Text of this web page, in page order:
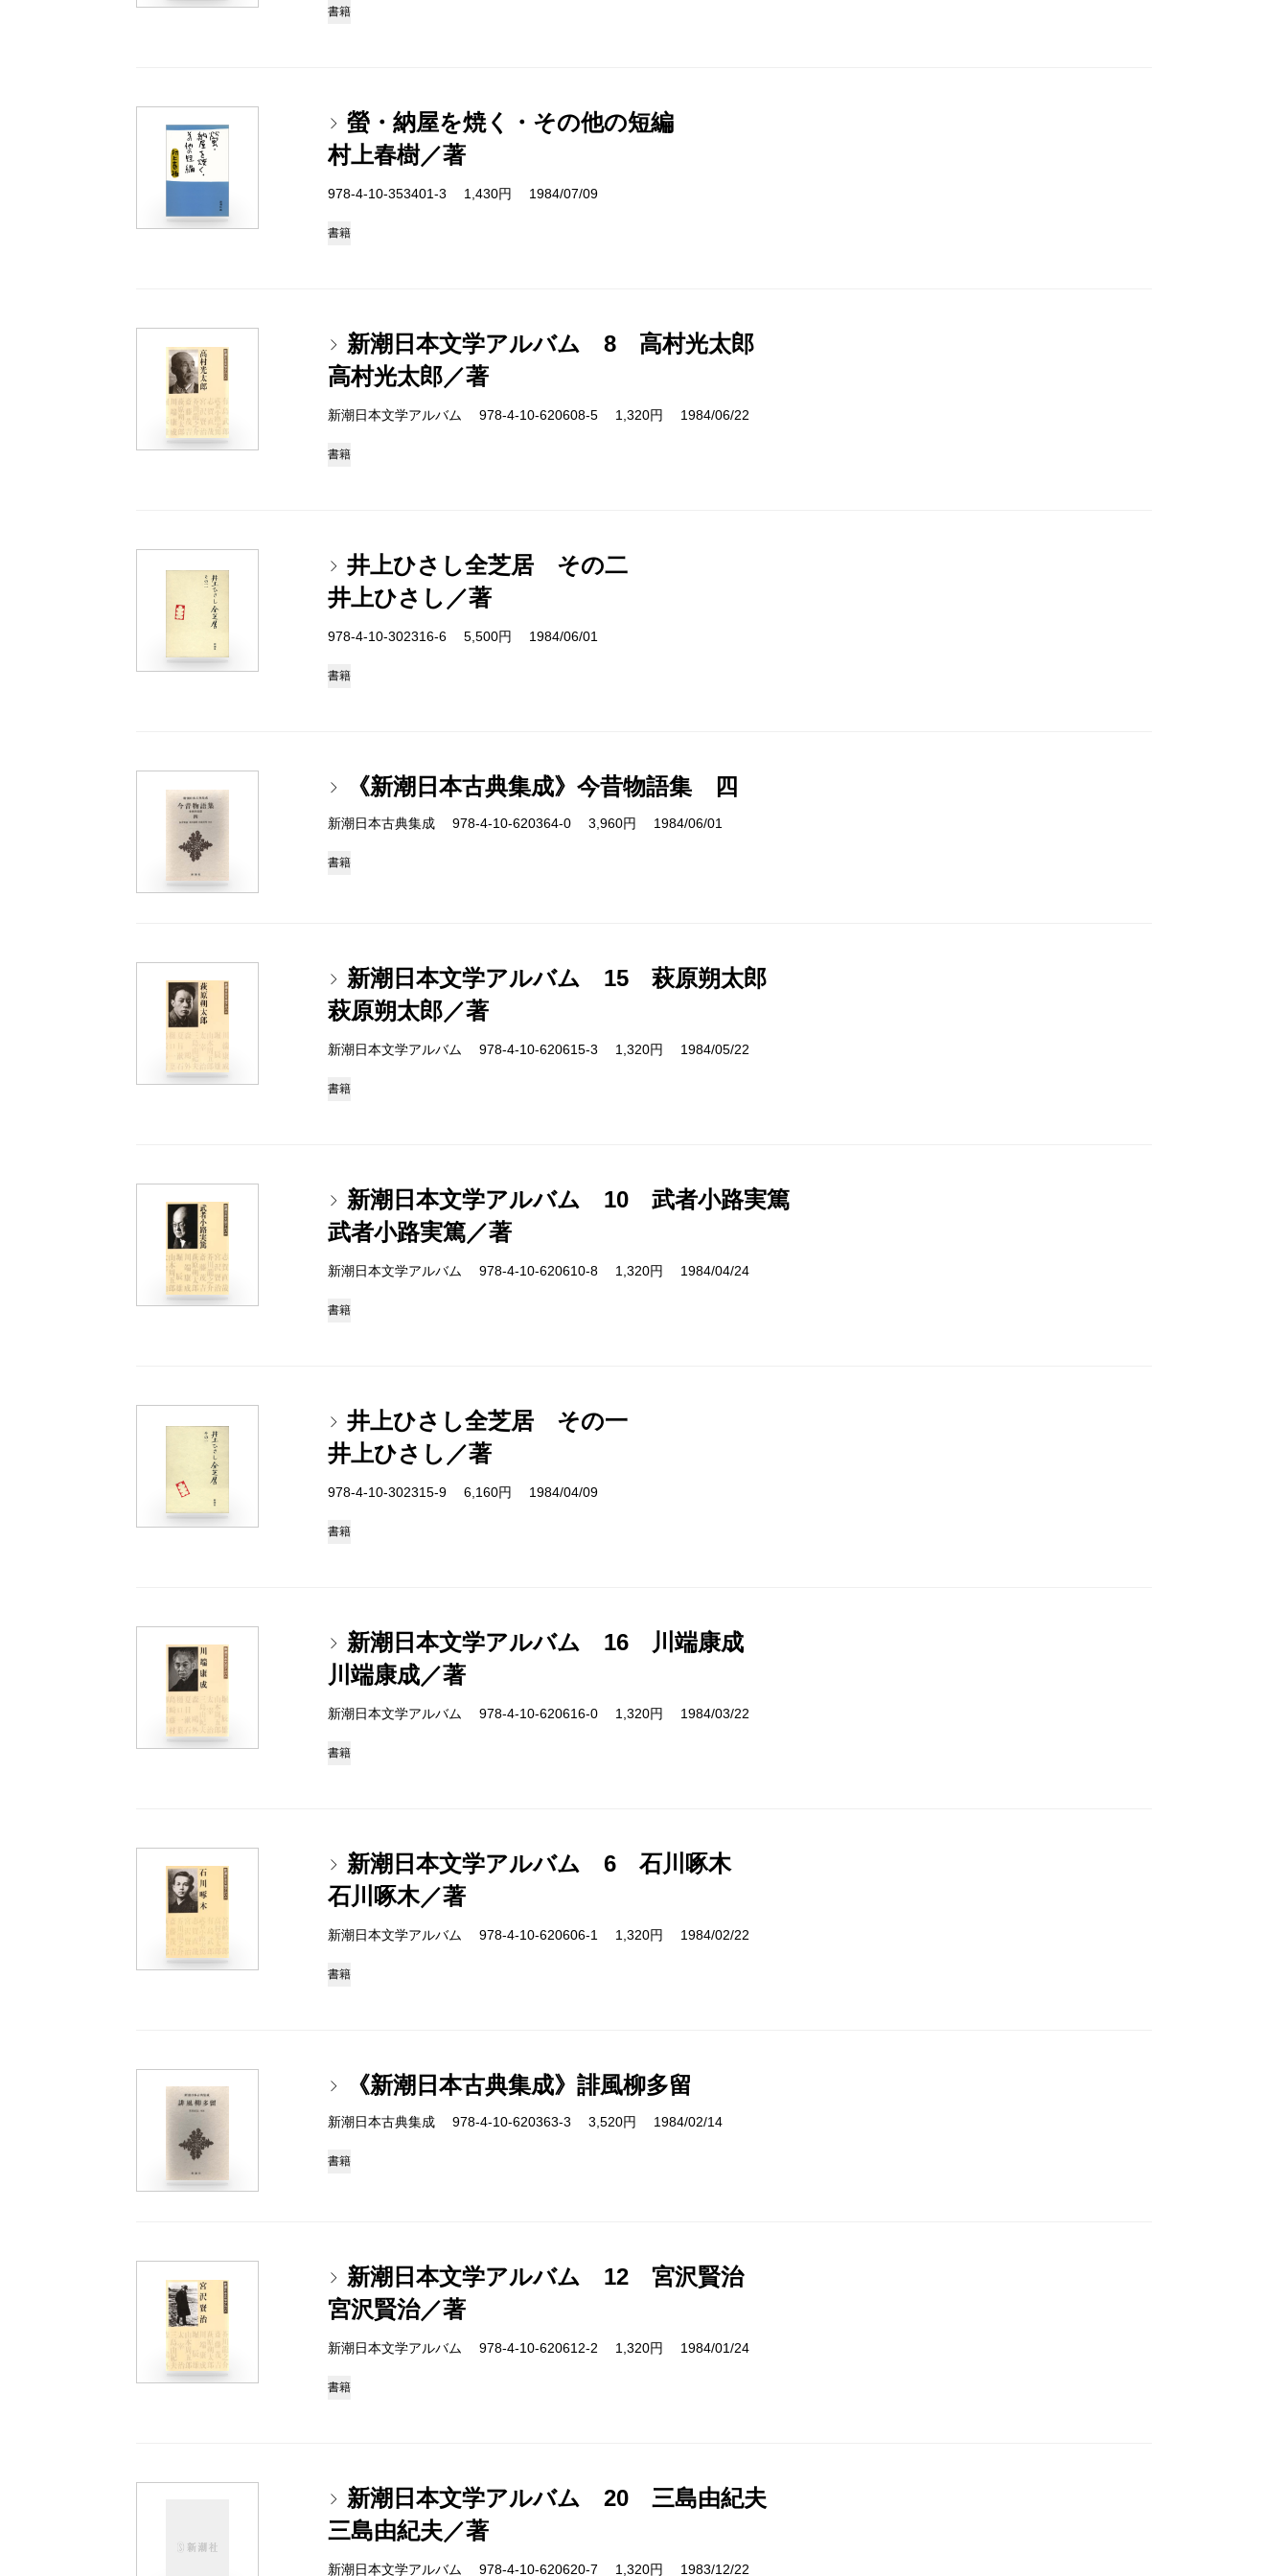
書籍
螢・納屋を焼く・その他の短編
村上春樹／著
978-4-10-353401-3 1,430円 1984/07/09
書籍
新潮日本文学アルバム 8 高村光太郎
高村光太郎／著
新潮日本文学アルバム 978-4-10-620608-5 1,320円 1984/06/22
書籍
井上ひさし全芝居 その二
井上ひさし／著
978-4-10-302316-6 5,500円 1984/06/01
書籍
《新潮日本古典集成》今昔物語集 四
新潮日本古典集成 978-4-10-620364-0 3,960円 1984/06/01
書籍
新潮日本文学アルバム 15 萩原朔太郎
萩原朔太郎／著
新潮日本文学アルバム 978-4-10-620615-3 1,320円 1984/05/22
書籍
新潮日本文学アルバム 10 武者小路実篤
武者小路実篤／著
新潮日本文学アルバム 978-4-10-620610-8 1,320円 1984/04/24
書籍
井上ひさし全芝居 その一
井上ひさし／著
978-4-10-302315-9 6,160円 1984/04/09
書籍
新潮日本文学アルバム 16 川端康成
川端康成／著
新潮日本文学アルバム 978-4-10-620616-0 1,320円 1984/03/22
書籍
新潮日本文学アルバム 6 石川啄木
石川啄木／著
新潮日本文学アルバム 978-4-10-620606-1 1,320円 1984/02/22
書籍
《新潮日本古典集成》誹風柳多留
新潮日本古典集成 978-4-10-620363-3 3,520円 1984/02/14
書籍
新潮日本文学アルバム 12 宮沢賢治
宮沢賢治／著
新潮日本文学アルバム 978-4-10-620612-2 1,320円 1984/01/24
書籍
新潮日本文学アルバム 20 三島由紀夫
三島由紀夫／著
新潮日本文学アルバム 978-4-10-620620-7 1,320円 1983/12/22